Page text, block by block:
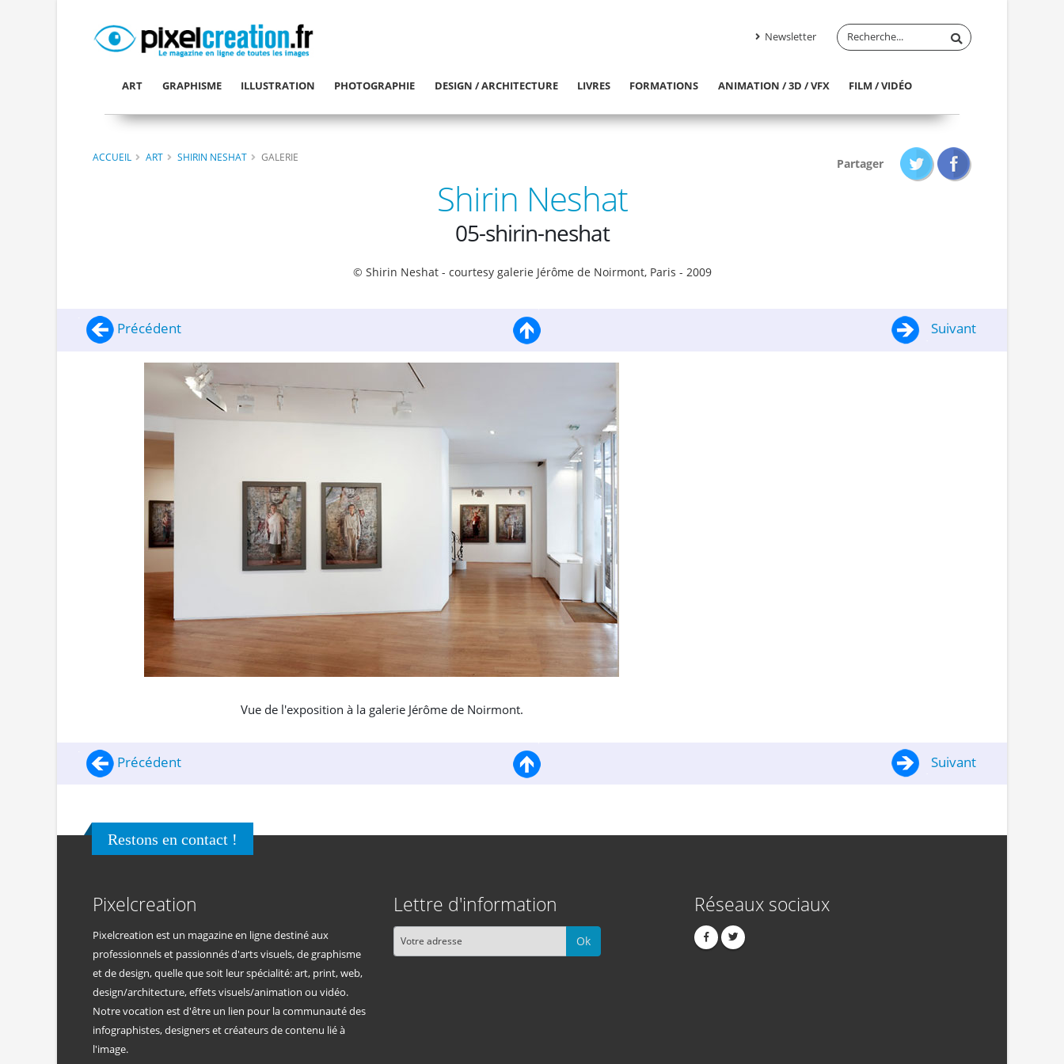
Newsletter
ART GRAPHISME ILLUSTRATION PHOTOGRAPHIE DESIGN / ARCHITECTURE LIVRES FORMATIONS ANIMATION / 3D / VFX FILM / VIDÉO
ACCUEIL ART SHIRIN NESHAT GALERIE Partager
Shirin Neshat
05-shirin-neshat
© Shirin Neshat - courtesy galerie Jérôme de Noirmont, Paris - 2009
Précédent Suivant
Vue de l'exposition à la galerie Jérôme de Noirmont.
Précédent Suivant
Restons en contact !
Pixelcreation
Pixelcreation est un magazine en ligne destiné aux
professionnels et passionnés d'arts visuels, de graphisme
et de design, quelle que soit leur spécialité: art, print, web,
design/architecture, effets visuels/animation ou vidéo.
Notre vocation est d'être un lien pour la communauté des
infographistes, designers et créateurs de contenu lié à
l'image.
Lettre d'information
Ok
Réseaux sociaux